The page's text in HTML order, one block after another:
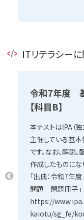
ITリテラシー
令和7年度
【科目B】
本テストはIPA（
主催している基
です。なお、解説
作成したものにな
「出典：令和7
問題 問題冊子」
https://
kaiotu/sg_fe/